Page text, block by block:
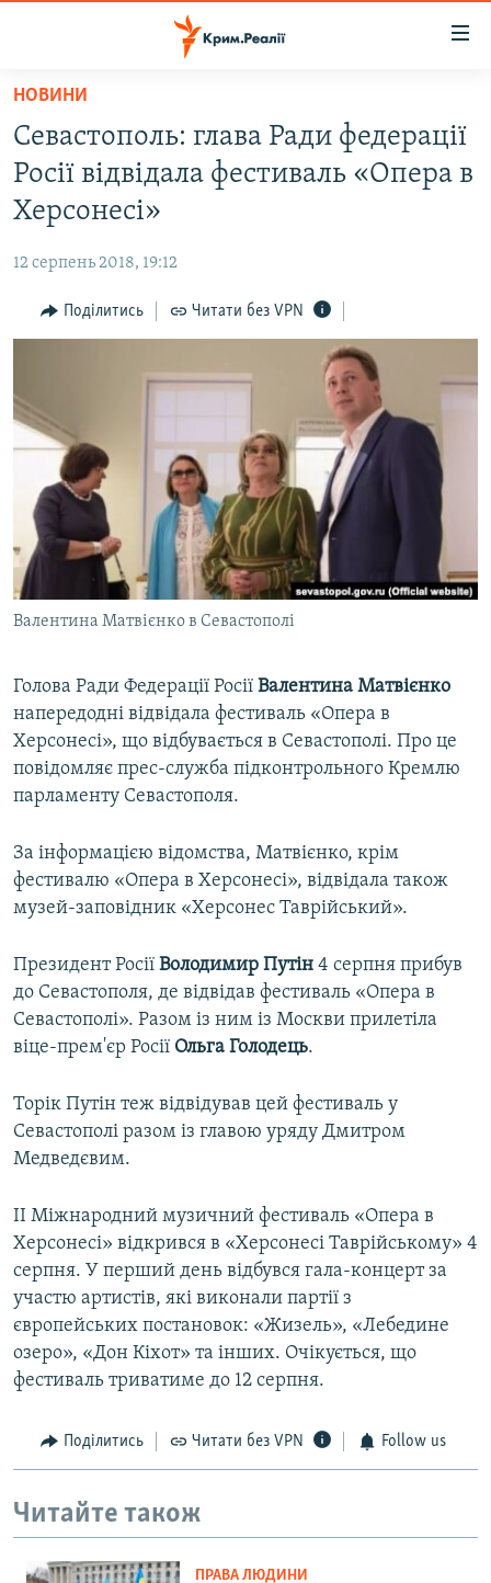
Перейти
основного
матеріалу
Перейти
до
основної
навігації
Перейти
до
ВІДЕО ТА ФОТО
БЛОГИ
ПОГЛЯД
СПЕЦПРОЕКТИ
ДЕПОРТАЦІЯ
ВІДЕОУРОКИ «ELIFBE»
СВІДЧЕННЯ ОКУПАЦІЇ
УКРАЇНСЬКА ПРОБЛЕМА КРИМУ
ІНФОГРАФІКА
ЯК ОБІЙТИ БЛОКУВАННЯ
Русский
Qırımtatar
ДОЛУЧАЙСЯ!
Усі сайти RFE/RL
НОВИНИ
Севастополь: глава Ради федерації
Росії відвідала фестиваль «Опера в
Херсонесі»
12 серпень 2018, 19:12
Поділитись Читати без VPN
Валентина Матвієнко в Севастополі
Голова Ради Федерації Росії Валентина Матвієнко
напередодні відвідала фестиваль «Опера в
Херсонесі», що відбувається в Севастополі. Про це
повідомляє прес-служба підконтрольного Кремлю
парламенту Севастополя.
За інформацією відомства, Матвієнко, крім
фестивалю «Опера в Херсонесі», відвідала також
музей-заповідник «Херсонес Таврійський».
Президент Росії Володимир Путін 4 серпня прибув
до Севастополя, де відвідав фестиваль «Опера в
Севастополі». Разом із ним із Москви прилетіла
віце-прем'єр Росії Ольга Голодець.
Торік Путін теж відвідував цей фестиваль у
Севастополі разом із главою уряду Дмитром
Медведєвим.
II Міжнародний музичний фестиваль «Опера в
Херсонесі» відкрився в «Херсонесі Таврійському» 4
серпня. У перший день відбувся гала-концерт за
участю артистів, які виконали партії з
європейських постановок: «Жизель», «Лебедине
озеро», «Дон Кіхот» та інших. Очікується, що
фестиваль триватиме до 12 серпня.
Поділитись Читати без VPN Follow us
Читайте також
ПРАВА ЛЮДИНИ